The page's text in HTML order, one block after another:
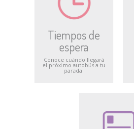
Tiempos de
espera
Conoce cuándo llegará
el próximo autobús a tu
parada.